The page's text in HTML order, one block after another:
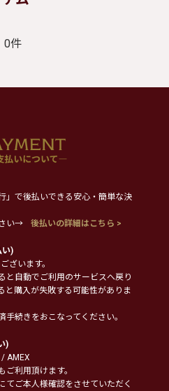
0件
」で後払いできる安心・簡単な決
い→
後払いの詳細はこちら >
い)
ざいます。
自動でご利用のサービスへ戻り
と購入が失敗する可能性がありま
続きをおこなってください。
)
AMEX
利用頂けます。
ご本人様確認をさせていただく